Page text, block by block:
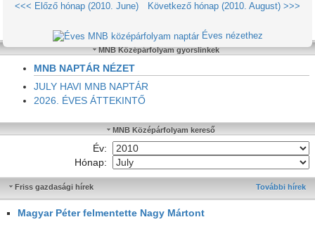
<<< Előző hónap (2010. June) Következő hónap (2010. August) >>>
Éves nézethez
MNB Középárfolyam gyorslinkek
MNB NAPTÁR NÉZET
JULY HAVI MNB NAPTÁR
2026. ÉVES ÁTTEKINTŐ
MNB Középárfolyam kereső
Év:
Hónap:
Friss gazdasági hírek További hírek
Magyar Péter felmentette Nagy Mártont